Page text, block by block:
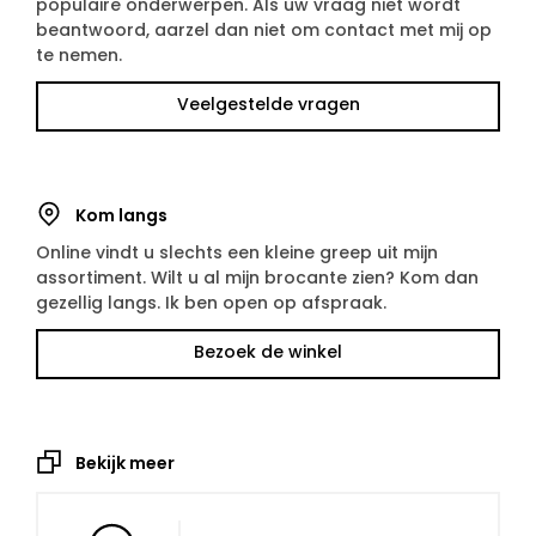
populaire onderwerpen. Als uw vraag niet wordt
beantwoord, aarzel dan niet om contact met mij op
te nemen.
Veelgestelde vragen
Kom langs
Online vindt u slechts een kleine greep uit mijn
assortiment. Wilt u al mijn brocante zien? Kom dan
gezellig langs. Ik ben open op afspraak.
Bezoek de winkel
Bekijk meer